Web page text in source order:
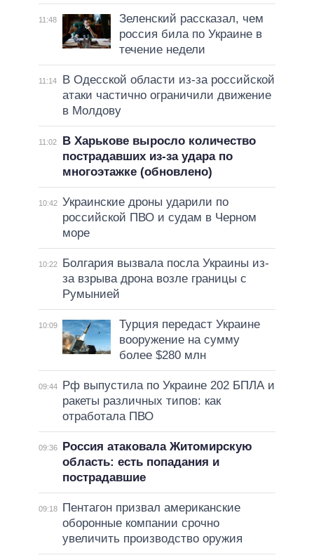
11:48
Зеленский рассказал, чем
россия била по Украине в
течение недели
11:14
В Одесской области из-за российской
атаки частично ограничили движение
в Молдову
11:02
В Харькове выросло количество
пострадавших из-за удара по
многоэтажке (обновлено)
10:42 Украинские дроны ударили по
российской ПВО и судам в Черном
море
10:22
Болгария вызвала посла Украины из-
за взрыва дрона возле границы с
Румынией
10:09
Турция передаст Украине
вооружение на сумму
более $280 млн
09:44
Рф выпустила по Украине 202 БПЛА и
ракеты различных типов: как
отработала ПВО
09:36
Россия атаковала Житомирскую
область: есть попадания и
пострадавшие
09:18
Пентагон призвал американские
оборонные компании срочно
увеличить производство оружия